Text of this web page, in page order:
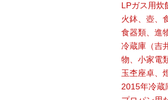
LPガス用炊
火鉢、壺、
食器類、進
冷蔵庫（吉
物、小家電
玉杢座卓、
2015年冷蔵